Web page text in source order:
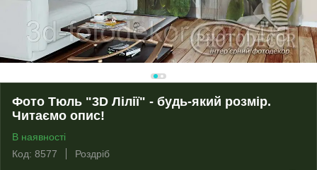
Фото Тюль "3D Лілії" - будь-який розмір.
Читаємо опис!
В наявності
Код: 8577
Роздріб